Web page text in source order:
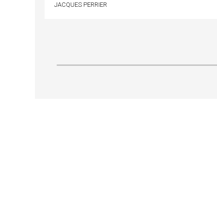
JACQUES PERRIER